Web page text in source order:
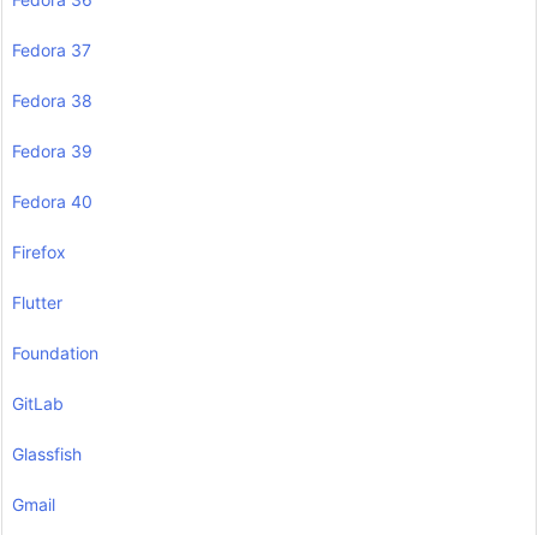
Fedora 37
Fedora 38
Fedora 39
Fedora 40
Firefox
Flutter
Foundation
GitLab
Glassfish
Gmail